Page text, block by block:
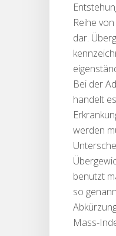
Reihe
dar.
Bei der
handelt
werden
benutzt
so
Mass-